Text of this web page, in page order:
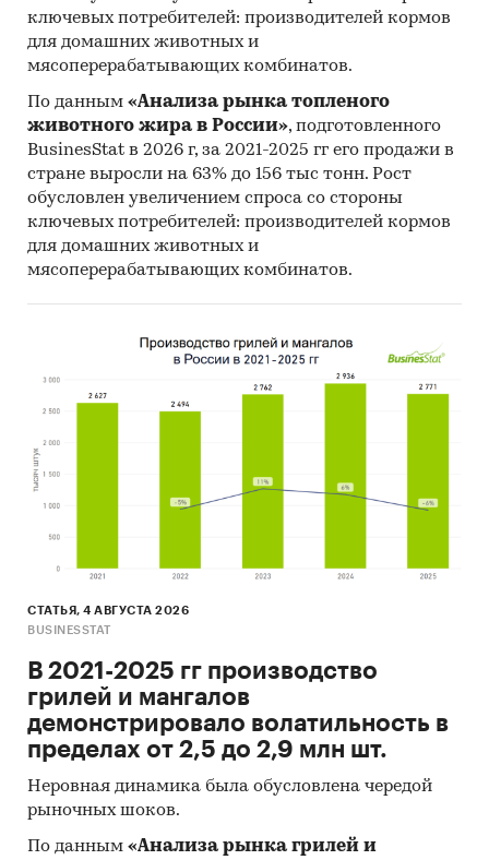
- high-priced (высоко-ценовой сегмент).
В разделе `Импорт` рассмотрены бренды:
KITCHEN, LUMINARC, KUCHENLAND, IKEA,
BOHEMIA, BORCAM, HOMECLUB, ARCOROC,
PYREX, PASABAHCE, WHITE LILY, ФОКУС, CHEF &
SOMMELIER, SPIEGELAU, MALLONY, STOLZLE
LAUZITZ, AGNESS, BESTTEA, ZWIESEL GLAS,
BORK, RONA, BORMIOLI ROCCO, BACCARAT,
YUNNAN, VILLEROY & BOCH, ЗАБАВА, WHITE
FOX, FISSMAN, CRISTAL D'ARQUES, RIEDEL
ARC FRANCE S.A.S., NINGBO B&B
INTERNATIONAL TRADING CO., LTD, UNION
SOURCE CO., LTD, ARC MIDDLE EAST LLC, LARGO
CORP, JIANGSU YUEFENG TECHNOLOGY CO., LTD,
SISECAM INS SAN VE TIC A.S., ARC GLASSWARE
(CHINA) CO., LTD, CRYSTAL BOHEMIA A.S.,
WENZHOU HUISHUNDA INDUSTRIAL TRADE CO.,
FABRIKALARI A.S., XIANNING HUIMEIDA
INDUSTRY & TRADE CO., LTD, BORMIOLI ROCCO
S.P.A., SHULOPAL (GUANGZHOU) CO., LTD,
DONGNING HENGFENG TRADE CO., LTD,
CANGZHOU YINGPENG TRADING CO., LTD,
GOLDEN AURORA TRADING LTD, YIWU YOUDA IMP
STOLZLE LAUSITZ GMBH, GUANGZHOU GARBO
INTERNATIONAL TRADING CO., LTD, MERCURY
DISTRIBUTION S.A., YUNNAN FLY TEA CO., LTD,
ключевых потребителей: производителей кормов
для домашних животных и
мясоперерабатывающих комбинатов.
По данным «Анализа рынка топленого
животного жира в России», подготовленного
BusinesStat в 2026 г, за 2021-2025 гг его продажи в
стране выросли на 63% до 156 тыс тонн. Рост
обусловлен увеличением спроса со стороны
ключевых потребителей: производителей кормов
для домашних животных и
мясоперерабатывающих комбинатов.
СТАТЬЯ, 4 АВГУСТА 2026
BUSINESSTAT
В 2021-2025 гг производство
грилей и мангалов
демонстрировало волатильность в
пределах от 2,5 до 2,9 млн шт.
Неровная динамика была обусловлена чередой
рыночных шоков.
По данным «Анализа рынка грилей и